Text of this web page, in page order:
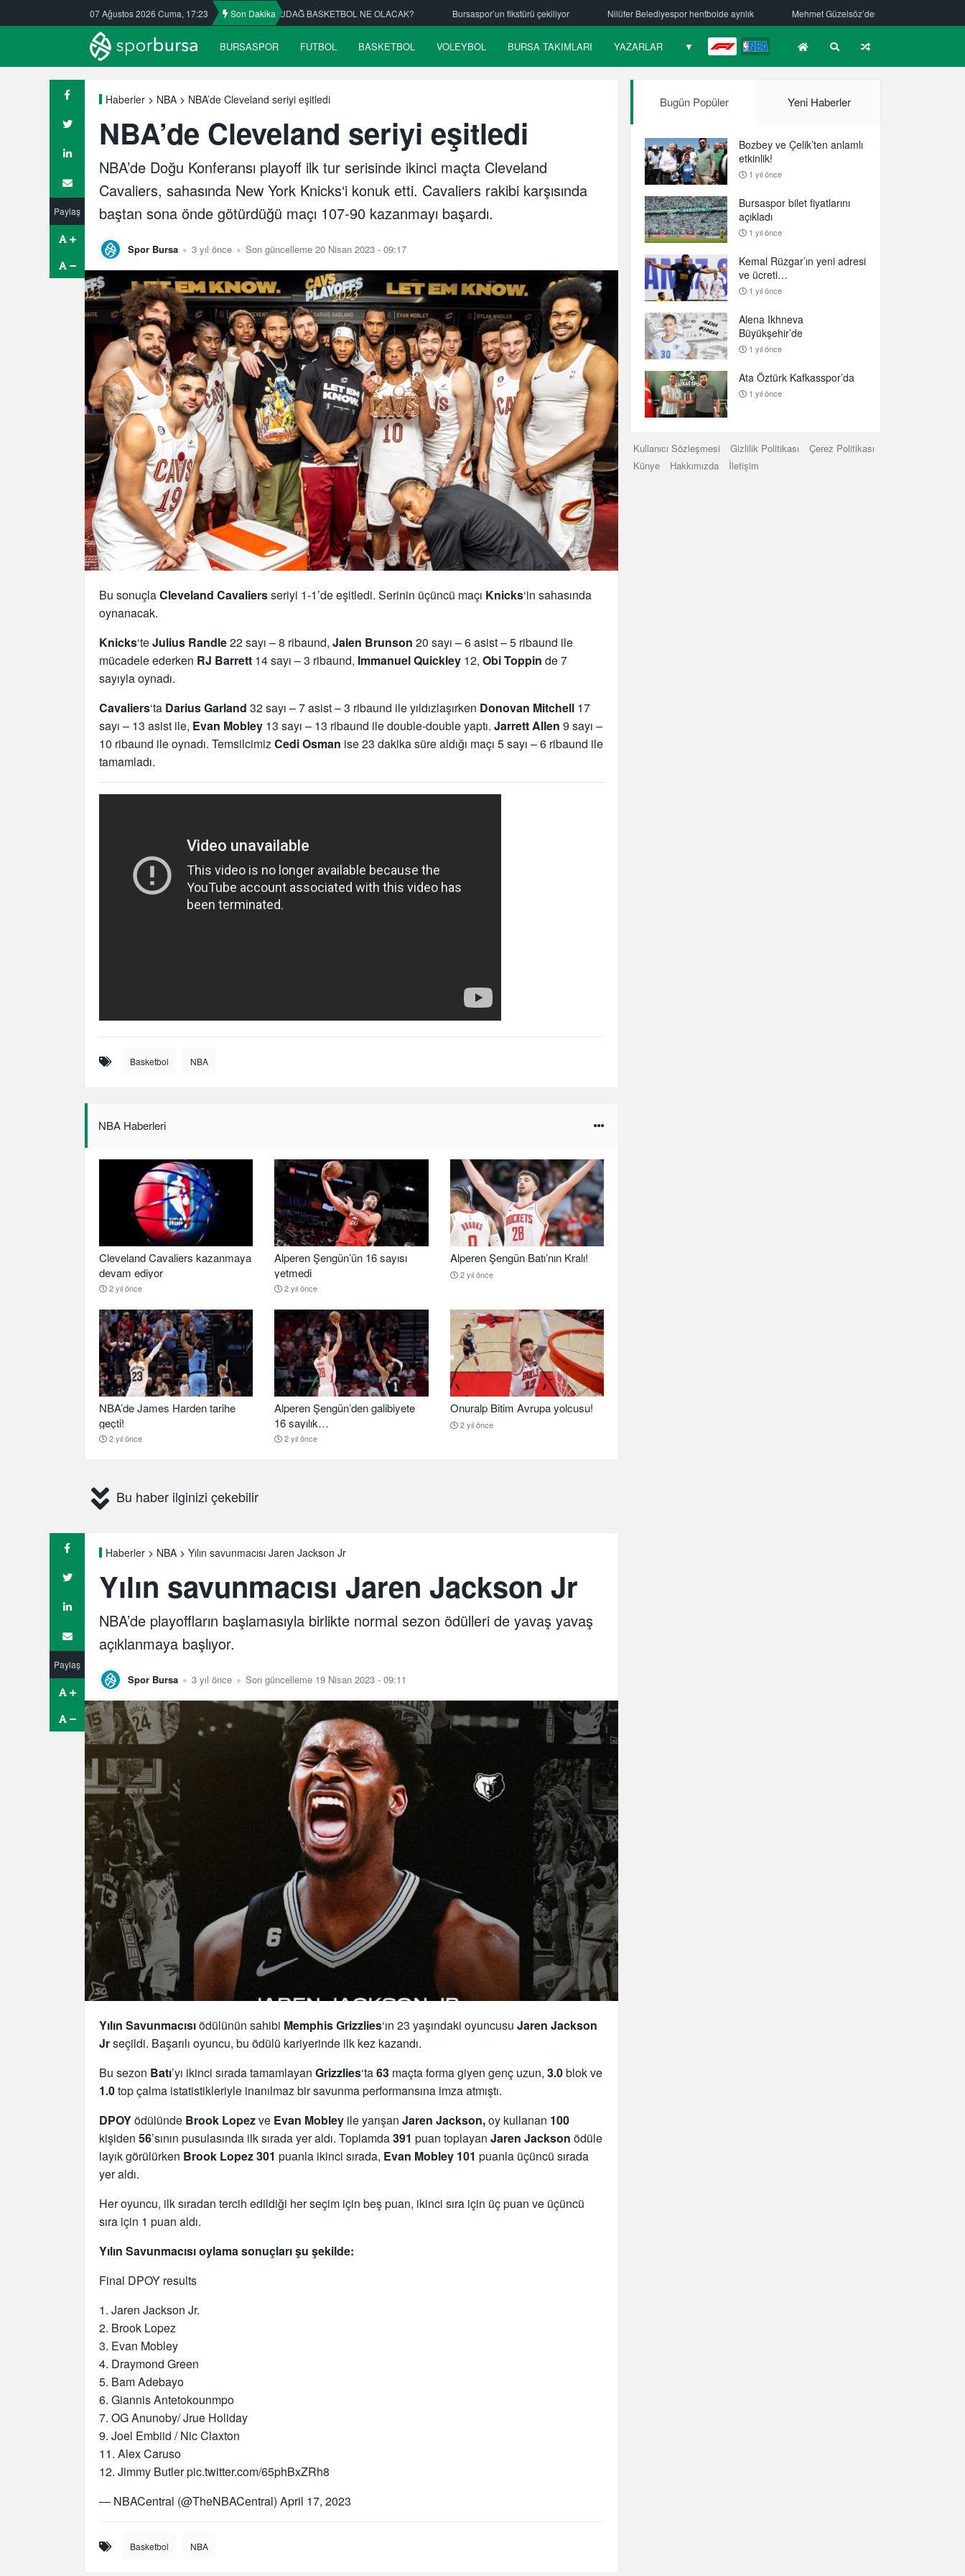
07 Ağustos 2026 Cuma, 17:23 Son Dakika
yaz okullarına ilgi büyük ULUDAĞ BASKETBOL NE OLACAK? Bursaspor’un fikstürü çekiliyor Nilüfer Belediyespor hentbolde ayrılık Mehmet Güzelsöz’den mesaj var! Bursaspor Yörsan’da altyapı
BURSASPOR FUTBOL BASKETBOL VOLEYBOL BURSA TAKIMLARI YAZARLAR ▼ F1 NBA
Paylaş
Haberler NBA NBA’de Cleveland seriyi eşitledi
NBA’de Cleveland seriyi eşitledi
NBA’de Doğu Konferansı playoff ilk tur serisinde ikinci maçta Cleveland
Cavaliers, sahasında New York Knicks‘i konuk etti. Cavaliers rakibi karşısında
baştan sona önde götürdüğü maçı 107-90 kazanmayı başardı.
Spor Bursa 3 yıl önce Son güncelleme 20 Nisan 2023 - 09:17
Bu sonuçlaCleveland Cavaliersseriyi 1-1’de eşitledi. Serinin üçüncü maçı Knicks‘in sahasında
oynanacak.
Knicks‘teJulius Randle22 sayı – 8 ribaund, Jalen Brunson 20 sayı – 6 asist – 5 ribaund ile
mücadele ederken RJ Barrett 14 sayı – 3 ribaund, Immanuel Quickley 12, Obi Toppin de 7
sayıyla oynadı.
Cavaliers‘ta Darius Garland 32 sayı – 7 asist – 3 ribaund ile yıldızlaşırken Donovan Mitchell 17
sayı – 13 asist ile, Evan Mobley 13 sayı – 13 ribaund ile double-double yaptı. Jarrett Allen 9 sayı –
10 ribaund ile oynadı. TemsilcimizCedi Osman ise 23 dakika süre aldığı maçı 5 sayı – 6 ribaund ile
tamamladı.
Basketbol NBA
NBA Haberleri
Cleveland Cavaliers kazanmaya
devam ediyor
2 yıl önce
Alperen Şengün’ün 16 sayısı
yetmedi
2 yıl önce
Alperen Şengün Batı’nın Kralı!
2 yıl önce
NBA’de James Harden tarihe
geçti!
2 yıl önce
Alperen Şengün’den galibiyete
16 sayılık…
2 yıl önce
Onuralp Bitim Avrupa yolcusu!
2 yıl önce
Bu haber ilginizi çekebilir
Paylaş
Haberler NBA Yılın savunmacısı Jaren Jackson Jr
Yılın savunmacısı Jaren Jackson Jr
NBA’de playoffların başlamasıyla birlikte normal sezon ödülleri de yavaş yavaş
açıklanmaya başlıyor.
Spor Bursa 3 yıl önce Son güncelleme 19 Nisan 2023 - 09:11
Yılın Savunmacısıödülünün sahibi Memphis Grizzlies‘ın 23 yaşındaki oyuncusu Jaren Jackson
Jrseçildi. Başarılı oyuncu, bu ödülü kariyerinde ilk kez kazandı.
Bu sezon Batı’yı ikinci sırada tamamlayan Grizzlies‘ta63 maçta forma giyen genç uzun, 3.0blok ve
1.0top çalma istatistikleriyle inanılmaz bir savunma performansına imza atmıştı.
DPOYödülünde Brook Lopezve Evan Mobley ile yarışan Jaren Jackson,oy kullanan 100
kişiden 56’sının pusulasında ilk sırada yer aldı. Toplamda391 puan toplayan Jaren Jackson ödüle
layık görülürken Brook Lopez 301 puanla ikinci sırada, Evan Mobley 101 puanla üçüncü sırada
yer aldı.
Her oyuncu, ilk sıradan tercih edildiği her seçim için beş puan, ikinci sıra için üç puan ve üçüncü
sıra için 1 puan aldı.
Yılın Savunmacısı oylama sonuçları şu şekilde:
Final DPOY results
1. Jaren Jackson Jr.
2. Brook Lopez
3. Evan Mobley
4. Draymond Green
5. Bam Adebayo
6. Giannis Antetokounmpo
7. OG Anunoby/ Jrue Holiday
9. Joel Embiid / Nic Claxton
11. Alex Caruso
12. Jimmy Butlerpic.twitter.com/65phBxZRh8
— NBACentral (@TheNBACentral) April 17, 2023
Basketbol NBA
Bugün Popüler Yeni Haberler
Bozbey ve Çelik’ten anlamlı
etkinlik!
1 yıl önce
Bursaspor bilet fiyatlarını
açıkladı
1 yıl önce
Kemal Rüzgar’ın yeni adresi
ve ücreti…
1 yıl önce
Alena Ikhneva
Büyükşehir’de
1 yıl önce
Ata Öztürk Kafkasspor’da
1 yıl önce
Kullanıcı Sözleşmesi Gizlilik Politikası
Çerez Politikası
Künye
Hakkımızda İletişim